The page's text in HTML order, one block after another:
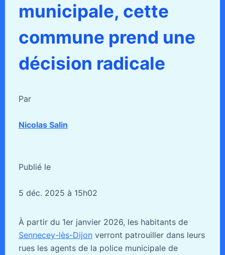
municipale, cette
commune prend une
décision radicale
Par
Nicolas Salin
Publié le
5 déc. 2025 à 15h02
À partir du 1er janvier 2026, les habitants de
Sennecey-lès-Dijon verront patrouiller dans leurs
rues les agents de la police municipale de